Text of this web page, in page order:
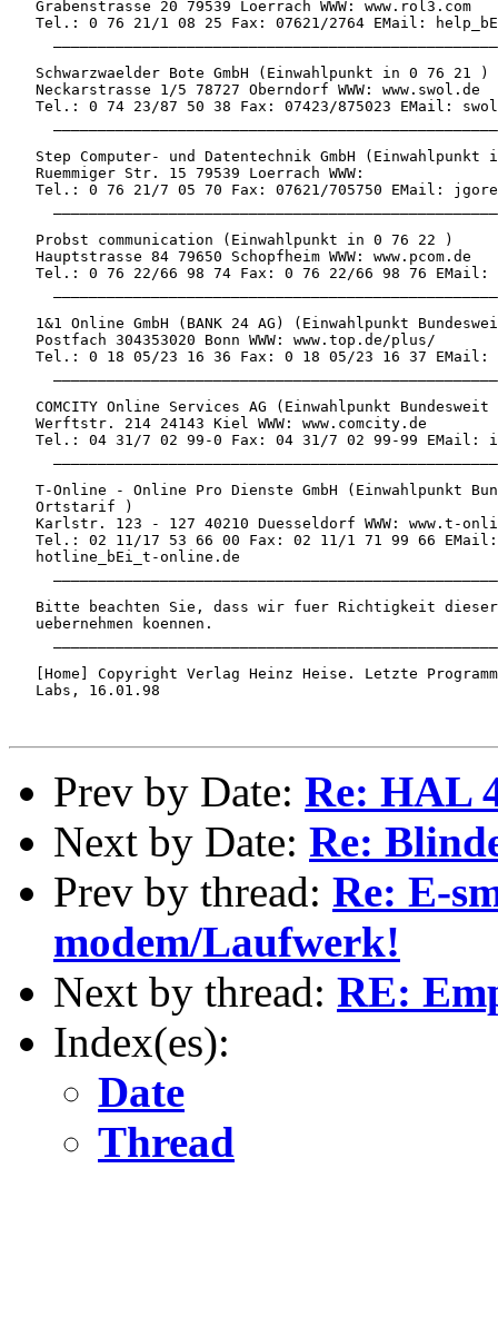
   Grabenstrasse 20 79539 Loerrach WWW: www.rol3.com
Tel.: 0 76 21/1 08 25 Fax: 07621/2764 EMail:
   Schwarzwaelder Bote GmbH (Einwahlpunkt in 0 76 21 )
   Neckarstrasse 1/5 78727 Oberndorf WWW: www.swol.de
Tel.: 0 74 23/87 50 38 Fax: 07423/875023 EMail:
Step Computer- und Datentechnik GmbH (Einwahlpunkt
   Ruemmiger Str. 15 79539 Loerrach WWW:
Tel.: 0 76 21/7 05 70 Fax: 07621/705750 EMail:
   Probst communication (Einwahlpunkt in 0 76 22 )
   Hauptstrasse 84 79650 Schopfheim WWW: www.pcom.de
Tel.: 0 76 22/66 98 74 Fax: 0 76 22/66 98 76 EMail:
1&1 Online GmbH (BANK 24 AG) (Einwahlpunkt
   Postfach 304353020 Bonn WWW: www.top.de/plus/
   Tel.: 0 18 05/23 16 36 Fax: 0 18 05/23 16 37 EMail:
COMCITY Online Services AG (Einwahlpunkt Bundesweit
   Werftstr. 214 24143 Kiel WWW: www.comcity.de
Tel.: 04 31/7 02 99-0 Fax: 04 31/7 02 99-99 EMail:
T-Online - Online Pro Dienste GmbH (Einwahlpunkt
   Ortstarif )
Karlstr. 123 - 127 40210 Duesseldorf WWW: www.t-
   Tel.: 02 11/17 53 66 00 Fax: 02 11/1 71 99 66 EMail:
   hotline_bEi_t-online.de
Bitte beachten Sie, dass wir fuer Richtigkeit
   uebernehmen koennen.
[Home] Copyright Verlag Heinz Heise. Letzte
   Labs, 16.01.98
Prev by Date: Re: HAL
Next by Date: Re:
Prev by thread: Re: E-
modem/Laufwerk!
Next by thread: RE:
Index(es):
Date
Thread